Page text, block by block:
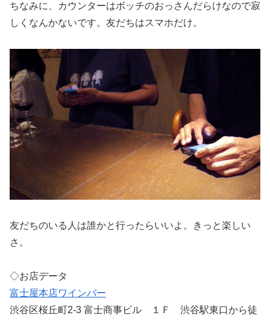
ちなみに、カウンターはボッチのおっさんだらけなので寂
しくなんかないです。友だちはスマホだけ。
友だちのいる人は誰かと行ったらいいよ。きっと楽しい
さ。
◇お店データ
富士屋本店ワインバー
渋谷区桜丘町2-3 富士商事ビル １Ｆ 渋谷駅東口から徒